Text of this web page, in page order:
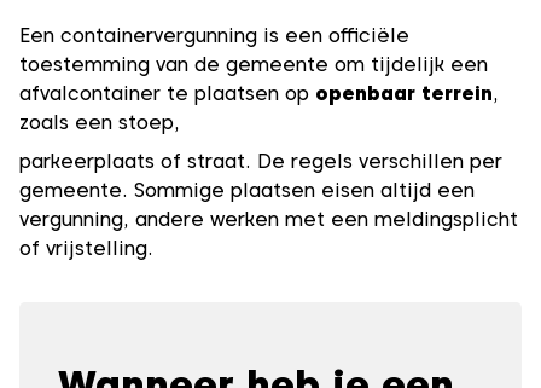
Een containervergunning is een officiële
toestemming van de gemeente om tijdelijk een
afvalcontainer te plaatsen op openbaar terrein,
zoals een stoep,
parkeerplaats of straat. De regels verschillen per
gemeente. Sommige plaatsen eisen altijd een
vergunning, andere werken met een meldingsplicht
of vrijstelling.